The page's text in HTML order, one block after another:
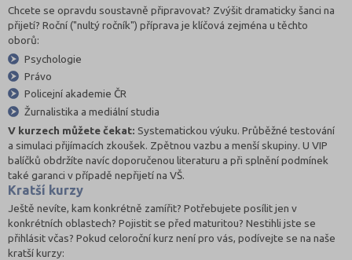
Chcete se opravdu soustavně připravovat? Zvýšit dramaticky šanci na
přijetí? Roční ("nultý ročník") příprava je klíčová zejména u těchto
oborů:
Psychologie
Právo
Policejní akademie ČR
Žurnalistika a mediální studia
V kurzech můžete čekat:Systematickou výuku. Průběžné testování
a simulaci přijímacích zkoušek. Zpětnou vazbu a menší skupiny. U VIP
balíčků obdržíte navíc doporučenou literaturu a při splnění podmínek
také garanci v případě nepřijetí na VŠ.
Kratší kurzy
Ještě nevíte, kam konkrétně zamířit? Potřebujete posílit jen v
konkrétních oblastech? Pojistit se před maturitou? Nestihli jste se
přihlásit včas? Pokud celoroční kurz není pro vás, podívejte se na naše
kratší kurzy: